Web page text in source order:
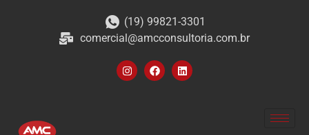
(19) 99821-3301
comercial@amcconsultoria.com.br